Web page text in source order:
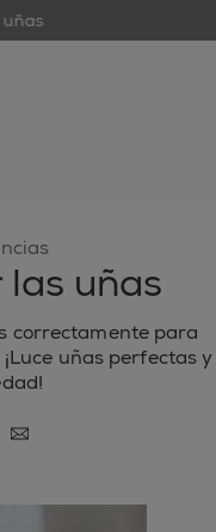
uñas
correctamente para
uñas perfectas y
por Twitter
por Pinterest
compartir por Tumblr
compartir por